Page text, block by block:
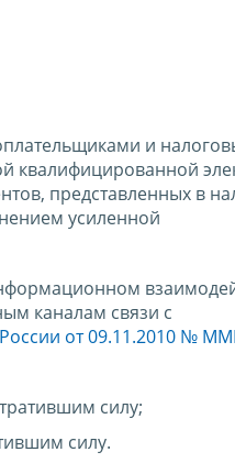
и
квалифицированной
представленных в
усиленной
каналам связи с
от 09.11.2010 №
силу;
силу.